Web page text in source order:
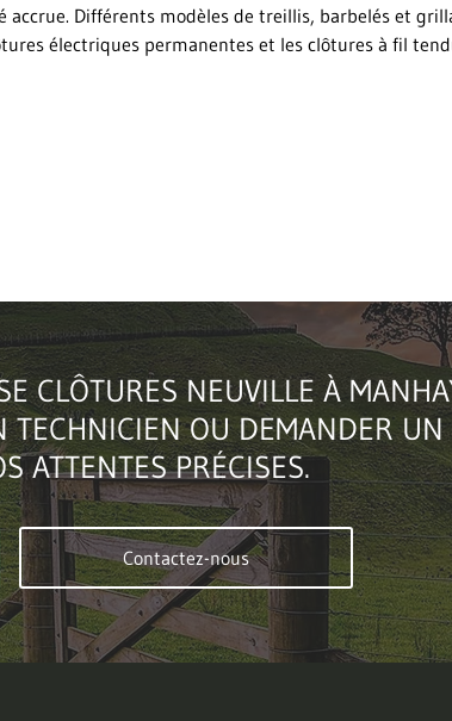
accrue. Différents modèles de treillis, barbelés et
électriques permanentes et les clôtures à fil
CLÔTURES NEUVILLE À
TECHNICIEN OU DEMANDER UN
ATTENTES PRÉCISES.
Contactez-nous